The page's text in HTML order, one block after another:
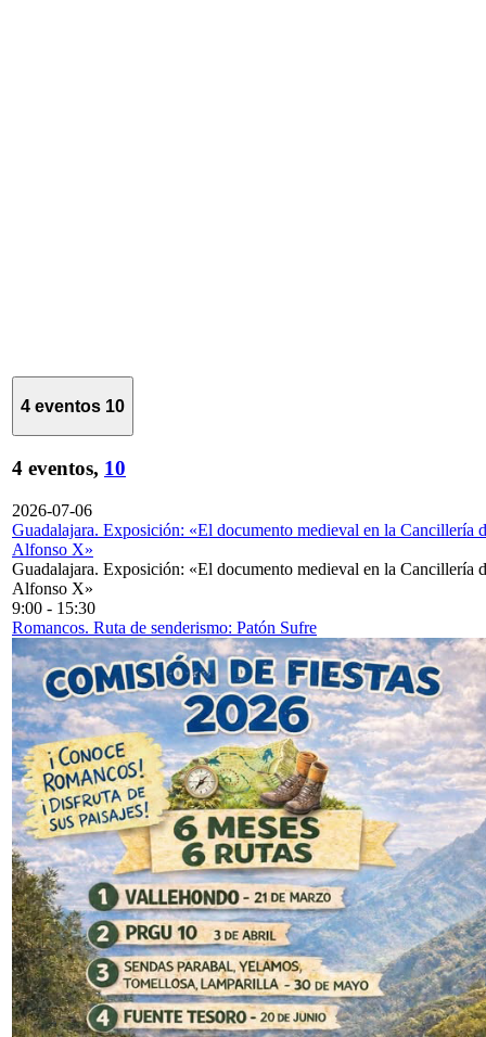
4 eventos 10
4 eventos, 10
2026-07-06
Guadalajara. Exposición: «El documento medieval en la Cancillería
Alfonso X»
Guadalajara. Exposición: «El documento medieval en la Cancillería
Alfonso X»
9:00 - 15:30
Romancos. Ruta de senderismo: Patón Sufre